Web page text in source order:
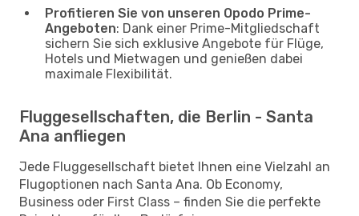
Profitieren Sie von unseren Opodo Prime-
Angeboten: Dank einer Prime-Mitgliedschaft
sichern Sie sich exklusive Angebote für Flüge,
Hotels und Mietwagen und genießen dabei
maximale Flexibilität.
Fluggesellschaften, die Berlin - Santa
Ana anfliegen
Jede Fluggesellschaft bietet Ihnen eine Vielzahl an
Flugoptionen nach Santa Ana. Ob Economy,
Business oder First Class – finden Sie die perfekte